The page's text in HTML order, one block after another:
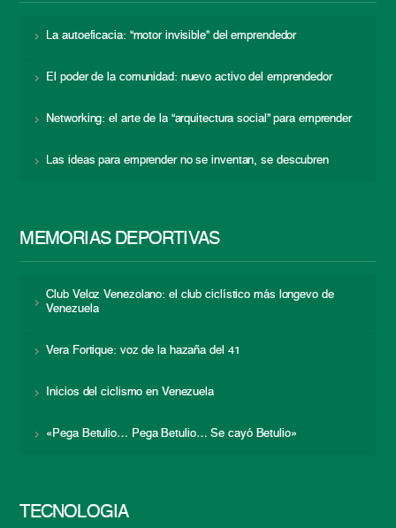
La autoeficacia: “motor invisible” del emprendedor
El poder de la comunidad: nuevo activo del emprendedor
Networking: el arte de la “arquitectura social” para emprender
Las ideas para emprender no se inventan, se descubren
MEMORIAS DEPORTIVAS
Club Veloz Venezolano: el club ciclístico más longevo de
Venezuela
Vera Fortique: voz de la hazaña del 41
Inicios del ciclismo en Venezuela
«Pega Betulio… Pega Betulio… Se cayó Betulio»
TECNOLOGÍA